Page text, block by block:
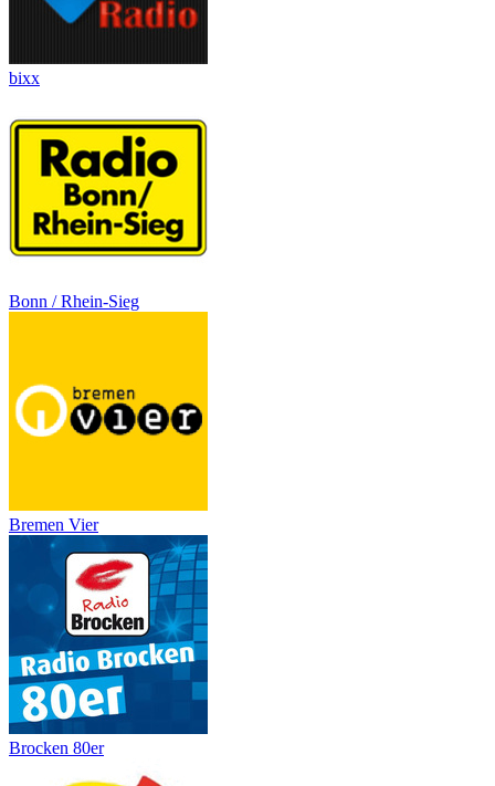
bixx
Bonn / Rhein-Sieg
Bremen Vier
Brocken 80er